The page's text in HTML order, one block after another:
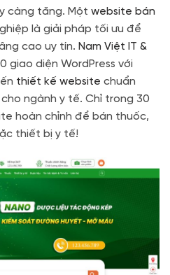
càng tăng. Một website bán
là giải pháp tối ưu để
cao uy tín. Nam Việt IT &
giao diện WordPress với
thiết kế website chuẩn
cho ngành y tế. Chỉ trong 30
hoàn chỉnh để bán thuốc,
thiết bị y tế!